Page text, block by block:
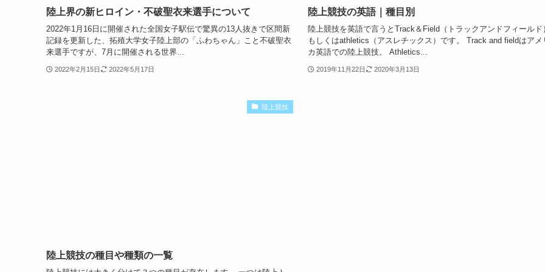
陸上界の新ヒロイン・不破聖衣来選手について
2022年1月16日に開催された全国女子駅伝で驚異の13人抜きで区間新
記録を更新した、拓殖大学女子陸上部の「ふわちゃん」こと不破聖衣
来選手ですが、7月に開催される世界...
2022年2月15日 2022年5月17日
陸上競技の英語｜種目別
陸上競技を英語で言うとTrack＆Field（トラックアンドフィールド
もしくはathletics（アスレチックス）です。 Track and fieldはアメ
カ英語での陸上競技。 Athletics...
2019年11月22日 2020年3月13日
陸上競技
陸上競技の種目や種類の一覧